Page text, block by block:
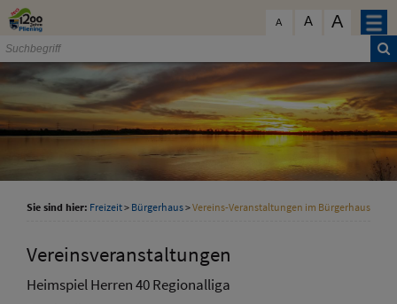
Zum Inhalt
A A A
Sie sind hier: Freizeit> Bürgerhaus>Vereins-Veranstaltungen im Bürgerhaus
Vereinsveranstaltungen
Heimspiel Herren 40 Regionalliga
schließen